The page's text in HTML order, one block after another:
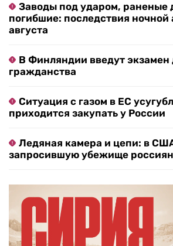
Заводы под ударом, раненые
погибшие: последствия
августа
В Финляндии введут экзамен
гражданства
Ситуация с газом в ЕС
приходится закупать у России
Ледяная камера и цепи: в
запросившую убежище